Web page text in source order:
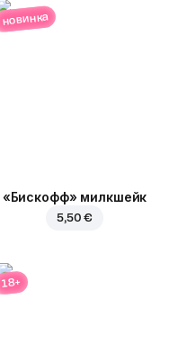
новинка
«Бискофф» милкшейк
5,50 €
18+